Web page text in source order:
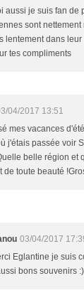
aussi je suis fan de
sont
lentement dans
tes compliments
04/2017 13:51
mes vacances
j'étais passée voir
belle région et
de toute beauté
03/04/2017
Eglantine je suis
bons souvenirs